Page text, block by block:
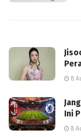
8
Ini
8